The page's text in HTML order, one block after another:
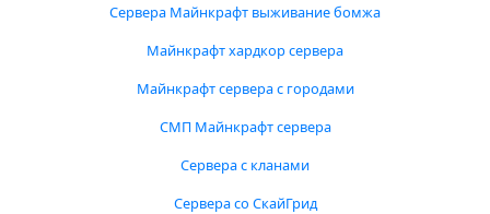
Сервера Майнкрафт выживание бомжа
Майнкрафт хардкор сервера
Майнкрафт сервера с городами
СМП Майнкрафт сервера
Сервера с кланами
Сервера со СкайГрид